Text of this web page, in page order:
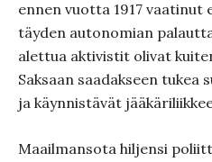
ennen vuotta 1917 vaatinut
täyden autonomian
alettua aktivistit olivat
Saksaan saadakseen tukea
ja käynnistävät
Maailmansota hiljensi